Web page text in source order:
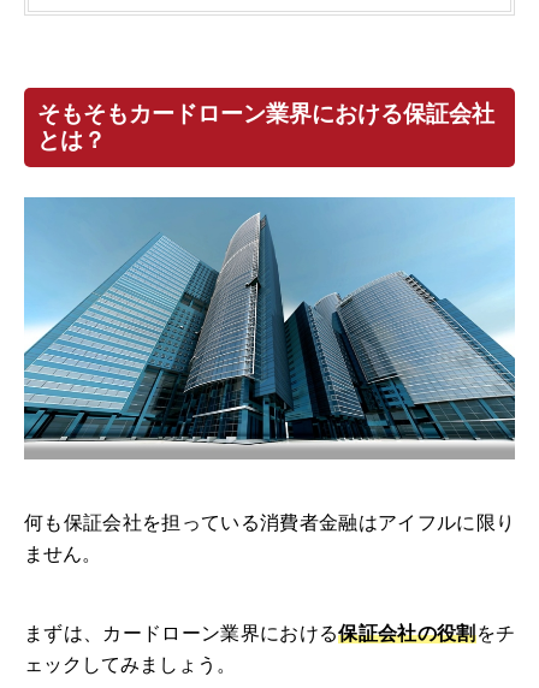
そもそもカードローン業界における保証会社
とは？
何も保証会社を担っている消費者金融はアイフルに限り
ません。
まずは、カードローン業界における保証会社の役割をチ
ェックしてみましょう。